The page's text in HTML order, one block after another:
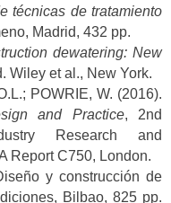
técnicas de tratamiento
Madrid, 432 pp.
dewatering: New
Wiley et al., New York.
POWRIE, W. (2016).
and Practice, 2nd
Research and
Report C750, London.
y construcción de
Bilbao, 825 pp.